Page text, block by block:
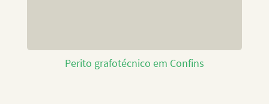
Perito grafotécnico em Confins